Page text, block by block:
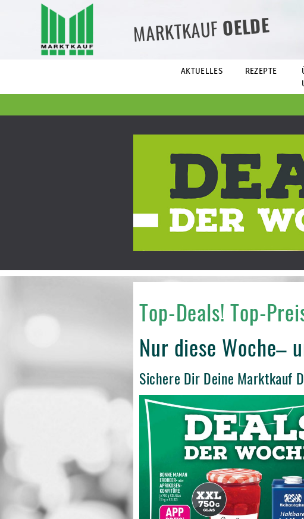
MARKTKAUFOELDE
AKTUELLES REZEPTE
Top-Deals! Top-
Nur diese Woche–
Sichere Dir Deine Marktkauf